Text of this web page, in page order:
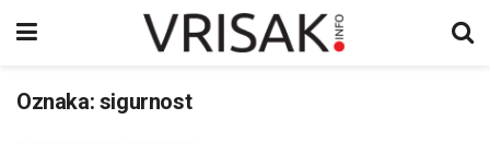
Oznaka: sigurnost